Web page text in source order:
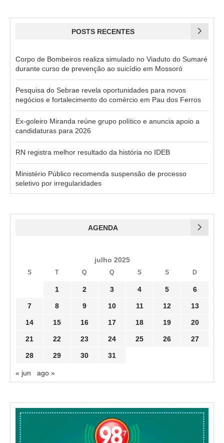
POSTS RECENTES
Corpo de Bombeiros realiza simulado no Viaduto do Sumaré
durante curso de prevenção ao suicídio em Mossoró
Pesquisa do Sebrae revela oportunidades para novos
negócios e fortalecimento do comércio em Pau dos Ferros
Ex-goleiro Miranda reúne grupo político e anuncia apoio a
candidaturas para 2026
RN registra melhor resultado da história no IDEB
Ministério Público recomenda suspensão de processo
seletivo por irregularidades
AGENDA
julho 2025
S T Q Q S S D
1 2 3 4 5 6
7 8 9 10 11 12 13
14 15 16 17 18 19 20
21 22 23 24 25 26 27
28 29 30 31
« jun ago »